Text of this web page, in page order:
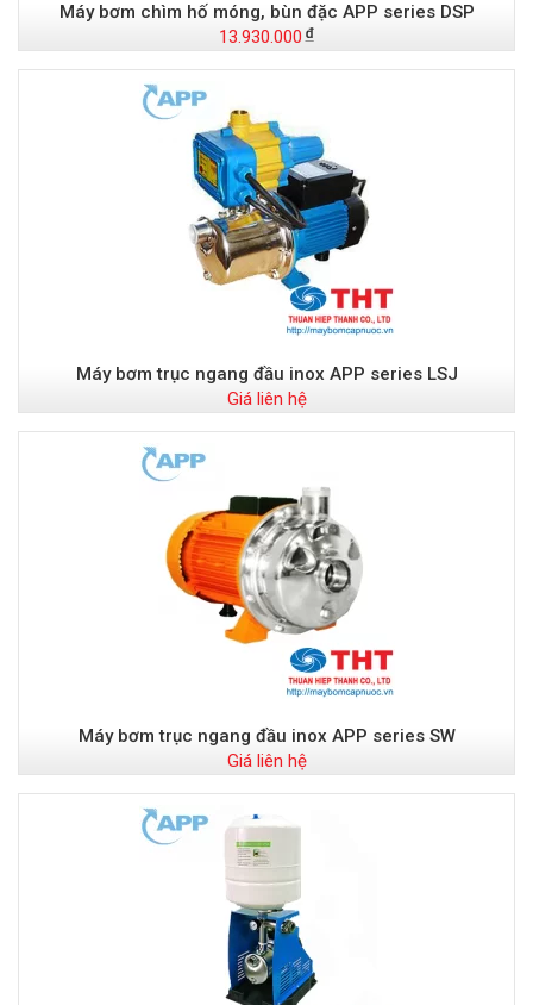
Máy bơm chìm hố móng, bùn đặc APP series DSP
13.930.000
Máy bơm trục ngang đầu inox APP series LSJ
Giá liên hệ
Máy bơm trục ngang đầu inox APP series SW
Giá liên hệ